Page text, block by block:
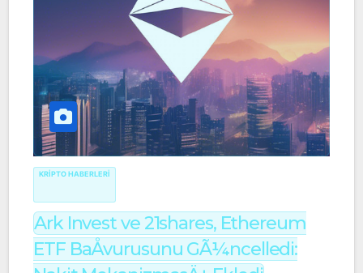
KRIPTO HABERLERI
Ark Invest ve 21shares, Ethereum
ETF BaÅvurusunu GÃ¼ncelledi: